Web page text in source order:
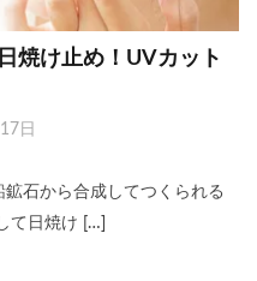
焼け止め！UVカット
日
石から合成してつくられる
て日焼け […]